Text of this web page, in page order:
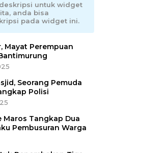
untuk widget
anda bisa
pada widget ini.
Mayat Perempuan
Seorang Pemuda
Polisi
Tangkap Dua
Pembusuran Warga